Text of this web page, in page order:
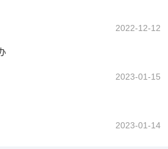
2022-12-12
2023-01-15
2023-01-14